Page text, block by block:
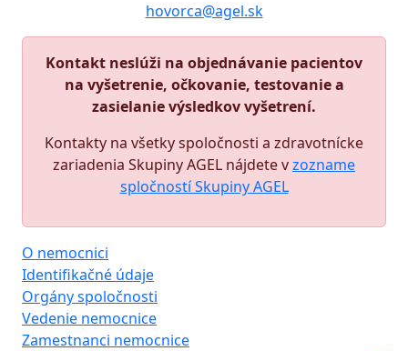
hovorca@agel.sk
Kontakt neslúži na objednávanie pacientov
na vyšetrenie, očkovanie, testovanie a
zasielanie výsledkov vyšetrení.
Kontakty na všetky spoločnosti a zdravotnícke
zariadenia Skupiny AGEL nájdete vzozname
spločností Skupiny AGEL
O nemocnici
Identifikačné údaje
Orgány spoločnosti
Vedenie nemocnice
Zamestnanci nemocnice